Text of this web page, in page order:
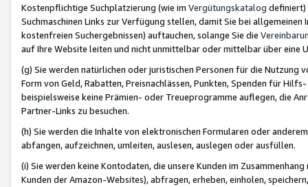
Kostenpflichtige Suchplatzierung (wie im Vergütungskatalog definiert)
Suchmaschinen Links zur Verfügung stellen, damit Sie bei
kostenfreien Suchergebnissen) auftauchen, solange Sie die
auf Ihre Website leiten und nicht unmittelbar oder mittelbar über eine
(g) Sie werden natürlichen oder juristischen Personen für die Nutzung
Form von Geld, Rabatten, Preisnachlässen, Punkten, Spenden für
beispielsweise keine Prämien- oder Treueprogramme auflegen, die
Partner-Links zu besuchen.
(h) Sie werden die Inhalte von elektronischen Formularen oder
abfangen, aufzeichnen, umleiten, auslesen, auslegen oder ausfüllen.
(i) Sie werden keine Kontodaten, die unsere Kunden im
Kunden der Amazon-Websites), abfragen, erheben, einholen,